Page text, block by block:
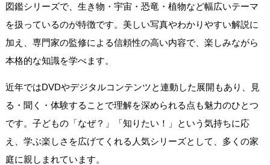
図鑑シリーズで、生き物・宇宙・恐竜・植物など幅広いテーマ
を扱っているのが特徴です。美しい写真やわかりやすい解説に
加え、専門家の監修による信頼性の高い内容で、楽しみながら
本格的な知識を学べます。
近年ではDVDやデジタルコンテンツと連動した展開もあり、見
る・聞く・体験することで理解を深められる点も魅力のひとつ
です。子どもの「なぜ？」「知りたい！」という気持ちに応
え、学ぶ楽しさを広げてくれる人気シリーズとして、多くの家
庭に親しまれています。